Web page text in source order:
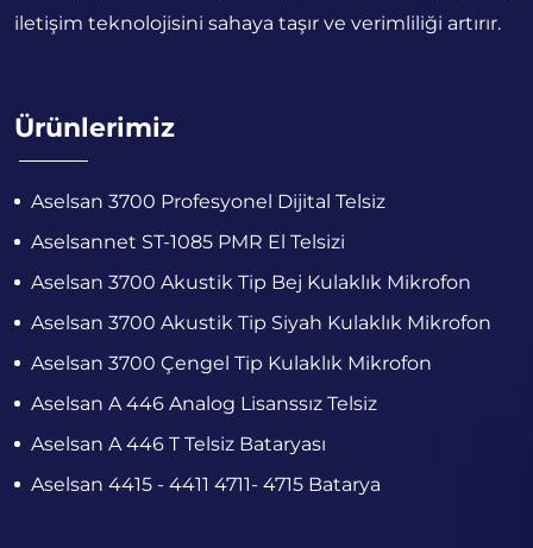
iletişim teknolojisini sahaya taşır ve verimliliği artırır.
Ürünlerimiz
Aselsan 3700 Profesyonel Dijital Telsiz
Aselsannet ST-1085 PMR El Telsizi
Aselsan 3700 Akustik Tip Bej Kulaklık Mikrofon
Aselsan 3700 Akustik Tip Siyah Kulaklık Mikrofon
Aselsan 3700 Çengel Tip Kulaklık Mikrofon
Aselsan A 446 Analog Lisanssız Telsiz
Aselsan A 446 T Telsiz Bataryası
Aselsan 4415 - 4411 4711- 4715 Batarya